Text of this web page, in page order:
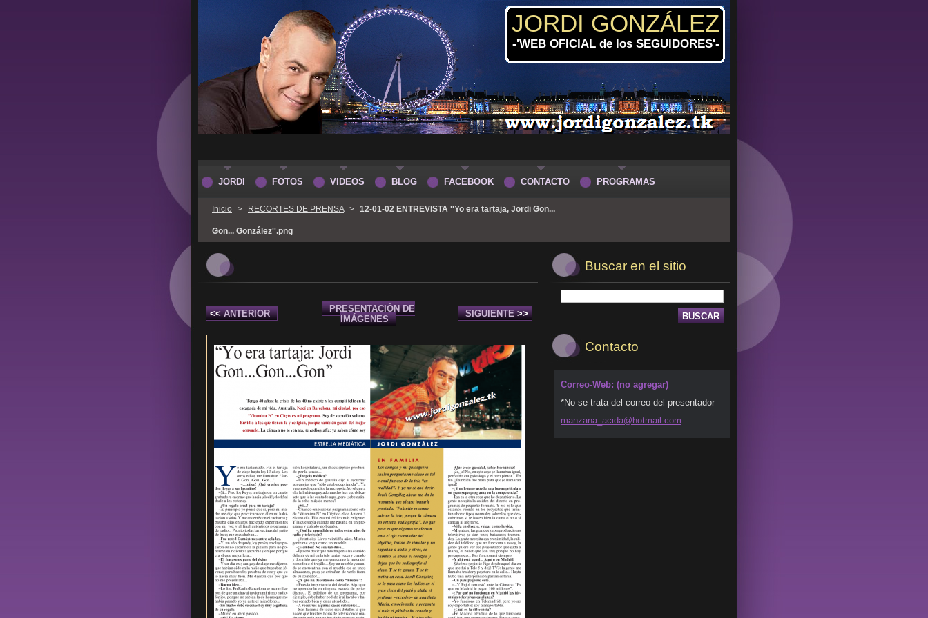
JORDI GONZÁLEZ
-'WEB OFICIAL de los SEGUIDORES'-
Inicio > RECORTES DE PRENSA > 12-01-02 ENTREVISTA ''Yo era tartaja, Jordi Gon...
Gon... González''.png
<< ANTERIOR
PRESENTACIÓN DE
IMÁGENES
SIGUIENTE >>
Buscar en el sitio
Contacto
Correo-Web: (no agregar)
*No se trata del correo del presentador
manzana_ acida@hotmail.com
JORDI FOTOS VIDEOS BLOG FACEBOOK CONTACTO PROGRAMAS